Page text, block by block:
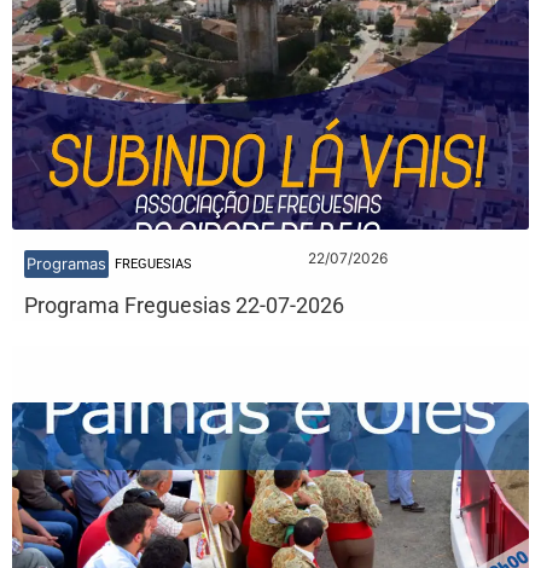
Programas FREGUESIAS 22/07/2026
Programa Freguesias 22-07-2026